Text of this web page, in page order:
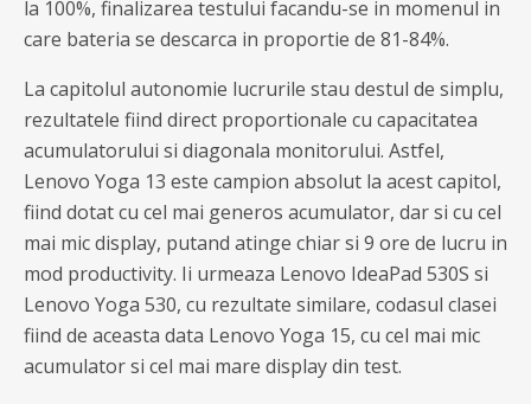
la 100%, finalizarea testului facandu-se in momenul in
care bateria se descarca in proportie de 81-84%.
La capitolul autonomie lucrurile stau destul de simplu,
rezultatele fiind direct proportionale cu capacitatea
acumulatorului si diagonala monitorului. Astfel,
Lenovo Yoga 13 este campion absolut la acest capitol,
fiind dotat cu cel mai generos acumulator, dar si cu cel
mai mic display, putand atinge chiar si 9 ore de lucru in
mod productivity. Ii urmeaza Lenovo IdeaPad 530S si
Lenovo Yoga 530, cu rezultate similare, codasul clasei
fiind de aceasta data Lenovo Yoga 15, cu cel mai mic
acumulator si cel mai mare display din test.